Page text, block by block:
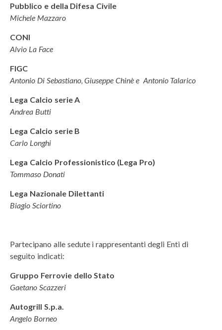
Pubblico e della Difesa Civile
Michele Mazzaro
CONI
Alvio La Face
FIGC
Antonio Di Sebastiano, GiuseppeChinè e Antonio Talarico
Lega Calcio serie A
Andrea Butti
Lega Calcio serie B
Carlo Longhi
Lega Calcio Professionistico (Lega Pro)
Tommaso Donati
Lega Nazionale Dilettanti
Biagio Sciortino
Partecipano alle sedute i rappresentanti degli Enti di
seguito indicati:
Gruppo Ferrovie dello Stato
Gaetano Scazzeri
Autogrill S.p.a.
Angelo Borneo